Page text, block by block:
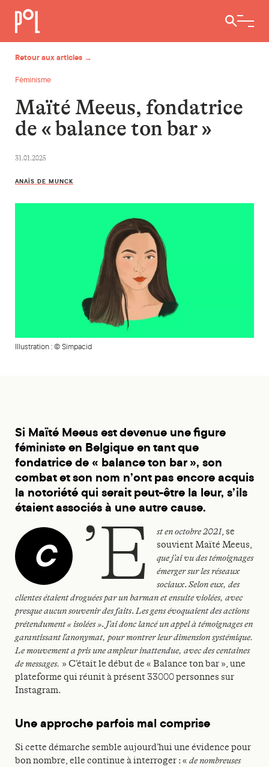
Ouvrir /
Retour aux articles →
Féminisme
Maïté Meeus, fondatrice
de « balance ton bar »
31.01.2025
ANAÏS DE MUNCK
Illustration : © Simpacid
Si Maïté Meeus est devenue une figure
féministe en Belgique en tant que
fondatrice de « balance ton bar », son
combat et son nom n’ont pas encore acquis
la notoriété qui serait peut-être la leur, s’ils
étaient associés à une autre cause.
C ’e st en octobre 2021, se
souvient Maïté Meeus,
que j’ai vu des témoignages
émerger sur les réseaux
sociaux. Selon eux, des
clientes étaient droguées par un barman et ensuite violées, avec
presque aucun souvenir des faits.Les gens évoquaient des actions
prétendument « isolées ». J’ai donc lancé un appel à témoignages en
garantissant l’anonymat, pour montrer leur dimension systémique.
Le mouvement a pris une ampleur inattendue, avec des centaines
de messages. » C’était le début de « Balance ton bar », une
plateforme qui réunit à présent 33000 personnes sur
Instagram.
Une approche parfois mal comprise
Si cette démarche semble aujourd’hui une évidence pour
bon nombre, elle continue à interroger : « de nombreuses